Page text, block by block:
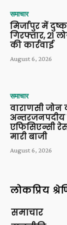
समाचार
मिर्जापुर में
गिरफ्तार, 21
की कार्रवाई
August 6, 2026
समाचार
वाराणसी जोन
अन्तरजनपदीय
एफिसिएन्सी
मारी बाजी
August 6, 2026
लोकप्रिय
समाचार